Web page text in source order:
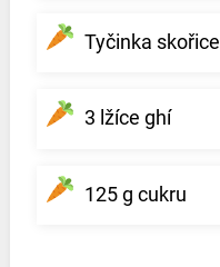
Tyčinka skořice
3 lžíce ghí
125 g cukru